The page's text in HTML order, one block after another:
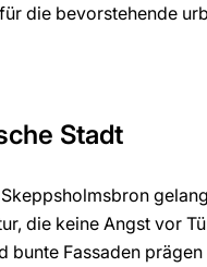
die bevorstehende
Stadt
die keine Angst vor
bunte Fassaden